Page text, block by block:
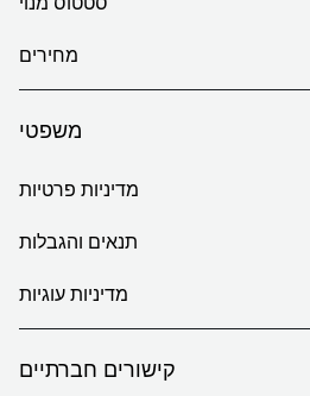
מחירים
משפטי
מדיניות פרטיות
תנאים והגבלות
מדיניות עוגיות
קישורים חברתיים